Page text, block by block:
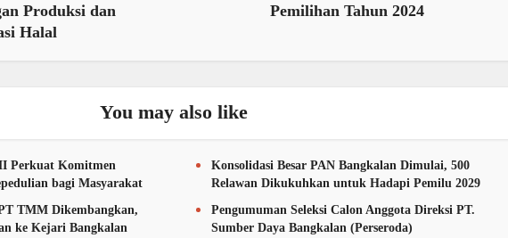
Produksi dan
Halal
Pemilihan Tahun 2024
You may also like
Perkuat Komitmen
bagi Masyarakat
Konsolidasi Besar PAN Bangkalan Dimulai, 500
Relawan Dikukuhkan untuk Hadapi Pemilu 2029
TMM Dikembangkan,
ke Kejari Bangkalan
Pengumuman Seleksi Calon Anggota Direksi PT.
Sumber Daya Bangkalan (Perseroda)